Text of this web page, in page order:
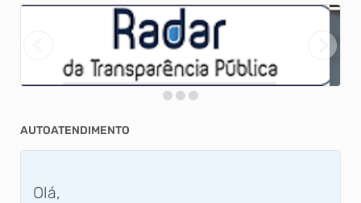
AUTOATENDIMENTO
Olá,